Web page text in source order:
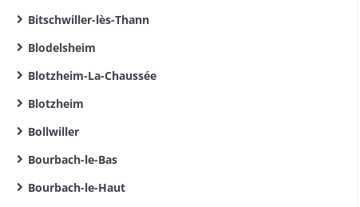
Bitschwiller-lès-Thann
Blodelsheim
Blotzheim-La-Chaussée
Blotzheim
Bollwiller
Bourbach-le-Bas
Bourbach-le-Haut